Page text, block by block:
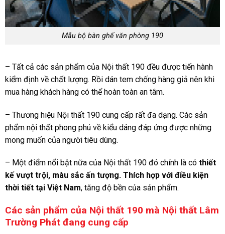
Mẫu bộ bàn ghế văn phòng 190
– Tất cả các sản phẩm của Nội thất 190 đều được tiến hành
kiểm định về chất lượng. Rồi dán tem chống hàng giả nên khi
mua hàng khách hàng có thể hoàn toàn an tâm.
– Thương hiệu Nội thất 190 cung cấp rất đa dạng. Các sản
phẩm nội thất phong phú về kiểu dáng đáp ứng được những
mong muốn của người tiêu dùng.
– Một điểm nổi bật nữa của Nội thất 190 đó chính là có thiết
kế vượt trội, màu sắc ấn tượng. Thích hợp với điều kiện
thời tiết tại Việt Nam, tăng độ bền của sản phẩm.
Các sản phẩm của Nội thất 190 mà Nội thất Lâm
Trường Phát đang cung cấp